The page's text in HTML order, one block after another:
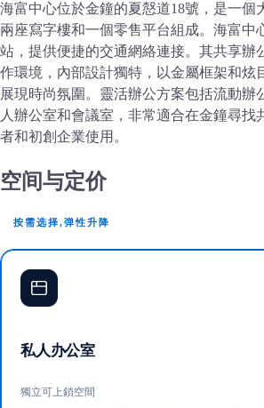
海富中心位於金鐘的夏慤道18號，是一個
兩座寫字樓和一個零售平台組成。海富中
站，提供便捷的交通網絡連接。其共享辦
作環境，內部設計獨特，以金屬框架和炫
展現時尚氛圍。靈活辦公方案包括流動辦
人辦公室和會議室，非常適合在金鐘尋找
者和初創企業使用。
空间与定价
按需选择,弹性升降
私人办公室
獨立可上鎖空間